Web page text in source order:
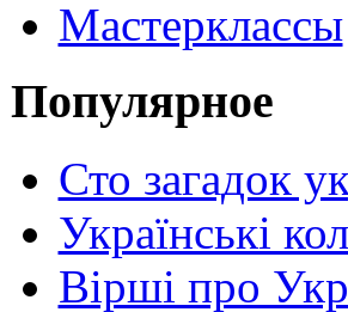
Мастерклассы
Популярное
Сто загадок
Українські
Вірші про